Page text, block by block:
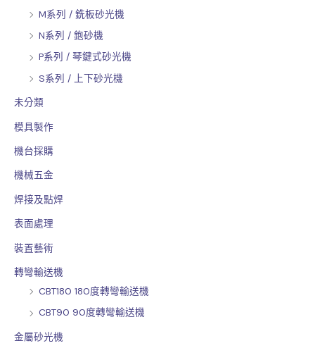
M系列 / 銑板砂光機
N系列 / 鉋砂機
P系列 / 琴鍵式砂光機
S系列 / 上下砂光機
未分類
模具製作
機台採購
機械五金
焊接及點焊
表面處理
裝置藝術
轉彎輸送機
CBT180 180度轉彎輸送機
CBT90 90度轉彎輸送機
金屬砂光機